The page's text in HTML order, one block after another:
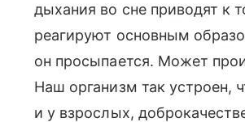
дыхания во сне приводят к
реагируют основным
он просыпается. Может
Наш организм так устроен,
и у взрослых,